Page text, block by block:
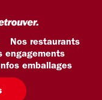
Nos restaurants
engagements
emballages